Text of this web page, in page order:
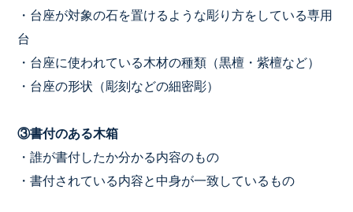
・台座が対象の石を置けるような彫り方をしている専用
台
・台座に使われている木材の種類（黒檀・紫檀など）
・台座の形状（彫刻などの細密彫）
③書付のある木箱
・誰が書付したか分かる内容のもの
・書付されている内容と中身が一致しているもの